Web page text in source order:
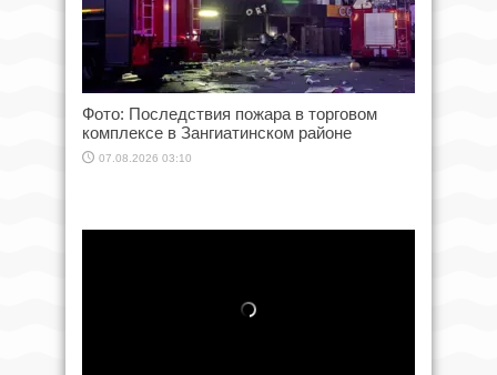
Фото: Последствия пожара в торговом
комплексе в Зангиатинском районе
07.08.2026 03:10